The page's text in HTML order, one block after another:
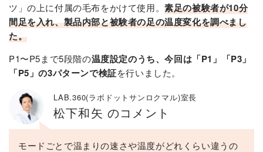
ツ」の上に付属の毛布をかけて使用。素足の被験者が10分
間足を入れ、製品内部と被験者の足の温度変化を調べまし
た。
P1〜P5まで5段階の温度設定のうち、今回は「P1」「P3」
「P5」の3パターンで検証を行いました。
LAB.360(ラボドットサンロクマル)室長
松下和矢 のコメント
モードごとで温まりの速さや温度がどれくらい違うの